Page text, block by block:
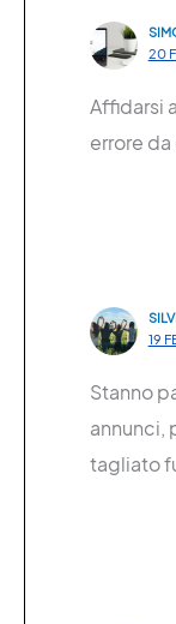
20
Affidarsi
errore
19
Stanno
annunci,
tagliato